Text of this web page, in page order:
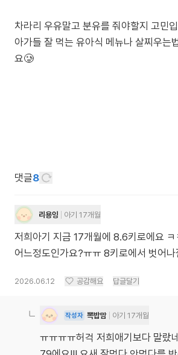
차라리 우유말고 분유를 줘야할지 고민
아가들 잘 먹는 유아식 메뉴나 살찌우는
요🥲
댓글8
리용잉 아기 17개월
저희아기 지금 17개월에 8.6키로에요
어느정도인가요?ㅠㅠ 8키로에서 벗어나
2026.06.12 공감해요 답글달기
작성자 뽁밥맘 아기 17개월
ㅠㅠㅠㅠ허걱 저희애기보다 말랐